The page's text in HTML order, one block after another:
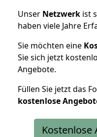
Unser Netzwerk ist
haben viele Jahre
Sie möchten eine
Sie sich jetzt
Angebote.
Füllen Sie jetzt das
kostenlose
Kostenlose